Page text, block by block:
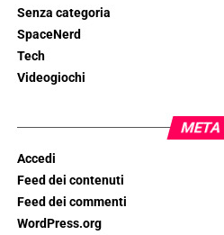
Senza categoria
SpaceNerd
Tech
Videogiochi
META
Accedi
Feed dei contenuti
Feed dei commenti
WordPress.org